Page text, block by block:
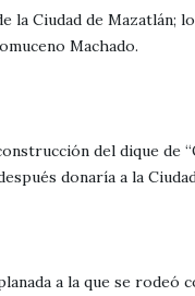
la Ciudad de
Machado.
del dique
donaría a la
a la que se